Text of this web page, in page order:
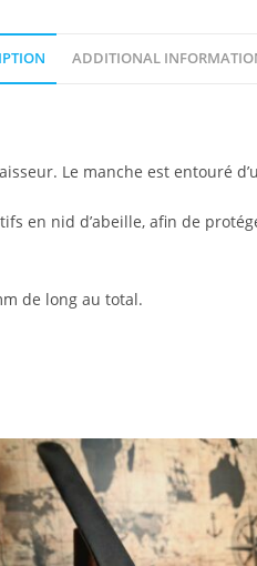
ADDITIONAL
Le manche est entouré
en nid d’abeille, afin de
de long au total.